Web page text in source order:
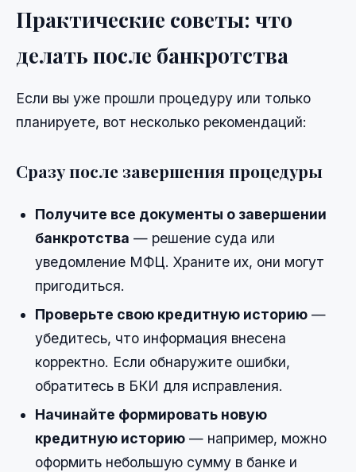
Практические советы: что
делать после банкротства
Если вы уже прошли процедуру или только
планируете, вот несколько рекомендаций:
Сразу после завершения процедуры
Получите все документы о завершении
банкротства — решение суда или
уведомление МФЦ. Храните их, они могут
пригодиться.
Проверьте свою кредитную историю —
убедитесь, что информация внесена
корректно. Если обнаружите ошибки,
обратитесь в БКИ для исправления.
Начинайте формировать новую
кредитную историю — например, можно
оформить небольшую сумму в банке и